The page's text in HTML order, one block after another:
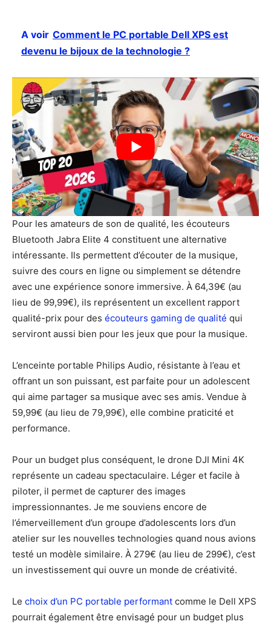
A voir Comment le PC portable Dell XPS est
devenu le bijoux de la technologie ?
Pour les amateurs de son de qualité, les écouteurs
Bluetooth Jabra Elite 4 constituent une alternative
intéressante. Ils permettent d’écouter de la musique,
suivre des cours en ligne ou simplement se détendre
avec une expérience sonore immersive. À 64,39€ (au
lieu de 99,99€), ils représentent un excellent rapport
qualité-prix pour des écouteurs gaming de qualité qui
serviront aussi bien pour les jeux que pour la musique.
L’enceinte portable Philips Audio, résistante à l’eau et
offrant un son puissant, est parfaite pour un adolescent
qui aime partager sa musique avec ses amis. Vendue à
59,99€ (au lieu de 79,99€), elle combine praticité et
performance.
Pour un budget plus conséquent, le drone DJI Mini 4K
représente un cadeau spectaculaire. Léger et facile à
piloter, il permet de capturer des images
impressionnantes. Je me souviens encore de
l’émerveillement d’un groupe d’adolescents lors d’un
atelier sur les nouvelles technologies quand nous avions
testé un modèle similaire. À 279€ (au lieu de 299€), c’est
un investissement qui ouvre un monde de créativité.
Le choix d’un PC portable performant comme le Dell XPS
pourrait également être envisagé pour un budget plus